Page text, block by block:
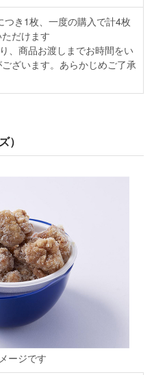
つき1枚、一度の購入で計4枚
だけます
、商品お渡しまでお時間をい
ざいます。あらかじめご了承
）
ージです